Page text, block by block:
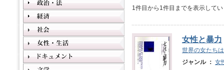
1件目から1件目までを表示して
女性と暴力
世界の女たち
ジャンル ： 女